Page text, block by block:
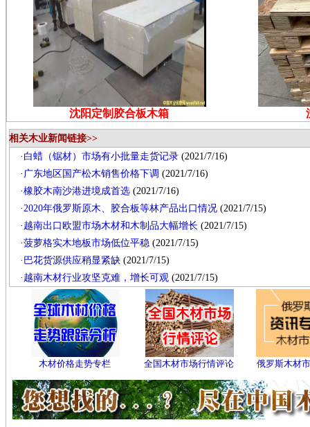
沈阳定制胶合板木箱
相关木业新闻链接>>
· 白蜡（锯材）市场有小批量走货记录 (2021/7/16)
· 广东地区国产松木销售价格下调 (2021/7/16)
·橡胶木南沙港进境成首选 (2021/7/16)
·2020年俄罗斯原木、胶合板等林产品出口情况 (2021/7/15)
· 越南出口欧盟市场木材和木制品大幅增长 (2021/7/15)
·菠萝格实木地板市场低位平稳 (2021/7/15)
· 巴花货源供应稍显紧缺 (2021/7/15)
· 越南木材行业攻坚克难，增长可观 (2021/7/15)
木材价格走势专栏 全国木材市场行情评论 俄罗斯木材